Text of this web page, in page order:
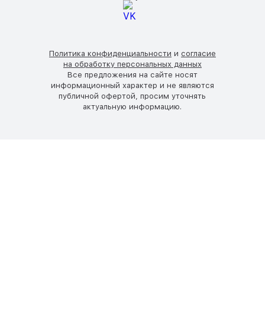
Все предложения на сайте носят
информационный характер и не являются
публичной офертой, просим уточнять
актуальную информацию.
Политика конфиденциальности и согласие
на обработку персональных данных